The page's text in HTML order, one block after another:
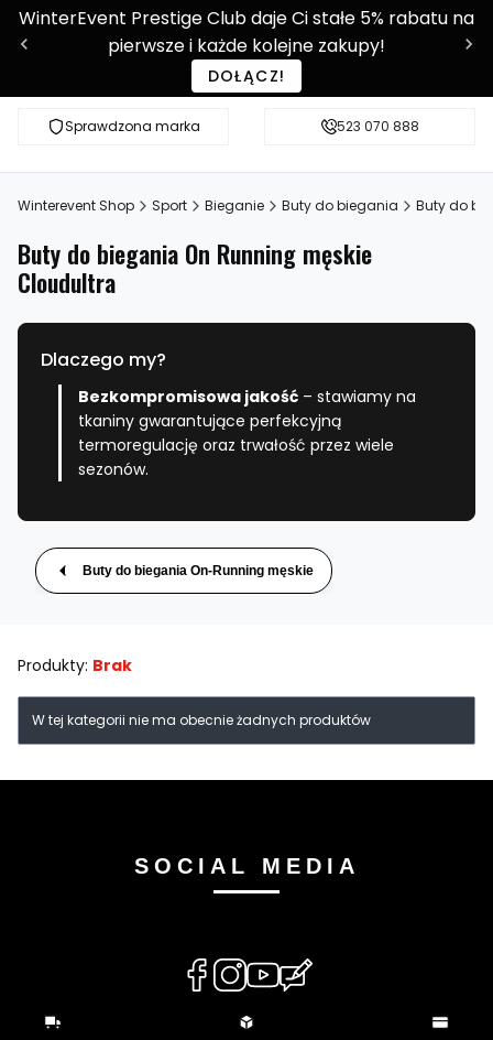
WinterEvent Prestige Club daje Ci stałe 5% rabatu na
pierwsze i każde kolejne zakupy!
DOŁĄCZ!
Sprawdzona marka Sprawdź WE-SHOP Prestige!
523 070 888
Winterevent Shop Sport Bieganie Buty do biegania Buty do
Buty do biegania On Running męskie
Cloudultra
Dlaczego my?
Bezkompromisowa jakość – stawiamy na
tkaniny gwarantujące perfekcyjną
termoregulację oraz trwałość przez wiele
sezonów.
Buty do biegania On-Running męskie
Produkty: Brak
Lista produktów
W tej kategorii nie ma obecnie żadnych produktów
SOCIAL MEDIA
(Otwiera
się
(Otwiera
się
(Otwiera
w
(Otwiera
się